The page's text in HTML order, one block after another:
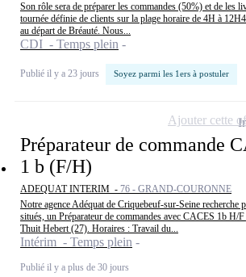
Son rôle sera de préparer les commandes (50%) et de les
tournée définie de clients sur la plage horaire de 4H à
au départ de Bréauté. Nous...
CDI - Temps plein
Publié il y a 23 jours Soyez parmi les 1ers à postuler
Préparateur de commande
1 b (F/H)
ADEQUAT INTERIM - 76 - GRAND-COURONNE
Notre agence Adéquat de Criquebeuf-sur-Seine recherche
situés, un Préparateur de commandes avec CACES 1b H/
Thuit Hebert (27). Horaires : Travail du...
Intérim - Temps plein
Publié il y a plus de 30 jours
Ajouter cette